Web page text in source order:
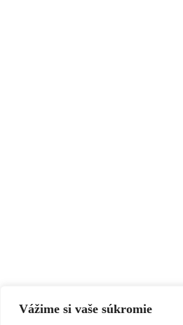
Vážime si vaše súkromie